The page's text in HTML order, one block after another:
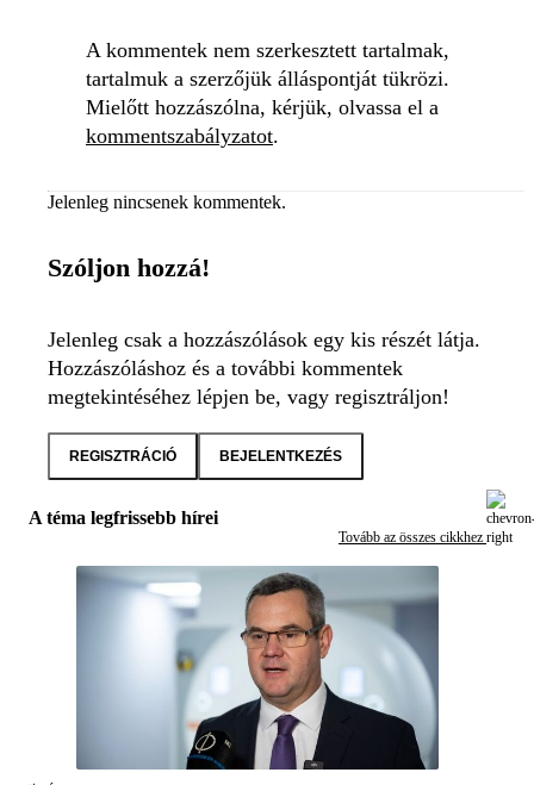
A kommentek nem szerkesztett tartalmak,
tartalmuk a szerzőjük álláspontját tükrözi.
Mielőtt hozzászólna, kérjük, olvassa el a
kommentszabályzatot.
Jelenleg nincsenek kommentek.
Szóljon hozzá!
Jelenleg csak a hozzászólások egy kis részét látja.
Hozzászóláshoz és a további kommentek
megtekintéséhez lépjen be, vagy regisztráljon!
REGISZTRÁCIÓ BEJELENTKEZÉS
A téma legfrissebb hírei
Tovább az összes cikkhez